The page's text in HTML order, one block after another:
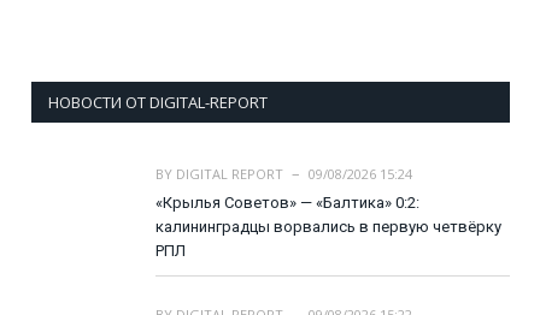
НОВОСТИ ОТ DIGITAL-REPORT
BY DIGITAL REPORT
09/08/2026 15:24
«Крылья Советов» — «Балтика» 0:2:
калининградцы ворвались в первую четвёрку
РПЛ